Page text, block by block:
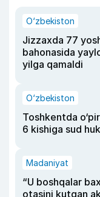
O‘zbekiston
Jizzaxda 77
bahonasida
yilga qamaldi
O‘zbekiston
Toshkentda
6 kishiga sud
Madaniyat
“U boshqalar
otasini kutgan